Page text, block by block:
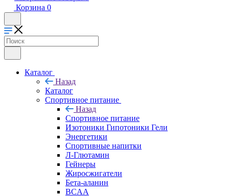
Корзина 0
Каталог
Назад
Каталог
Спортивное питание
Назад
Спортивное питание
Изотоники Гипотоники Гели
Энергетики
Спортивные напитки
Л-Глютамин
Гейнеры
Жиросжигатели
Бета-аланин
BCAA